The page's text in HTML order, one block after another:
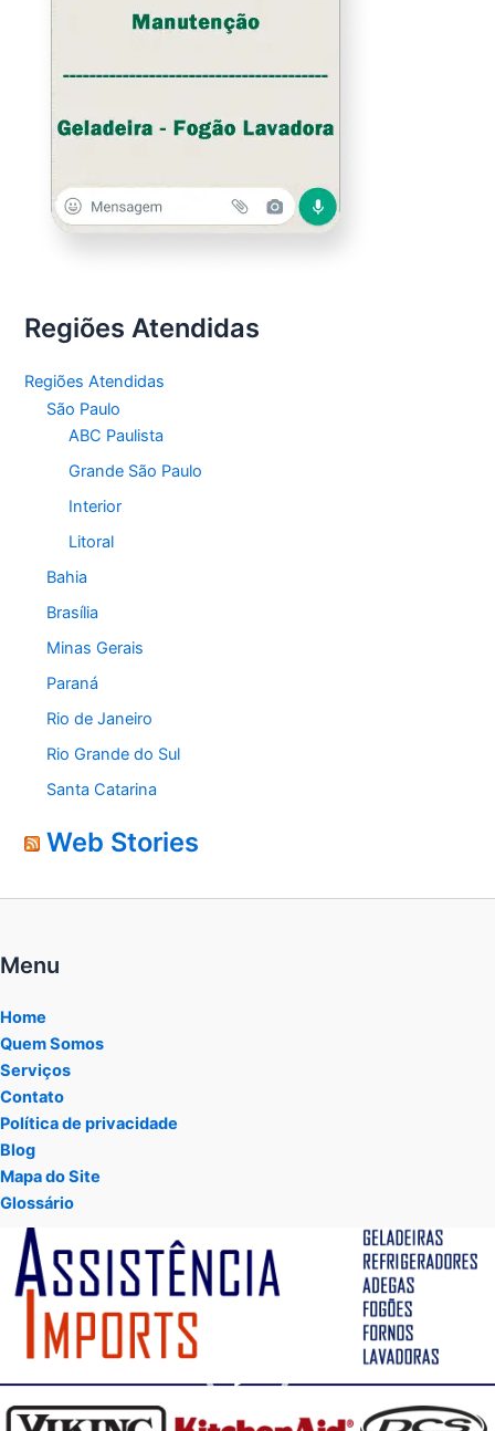
Regiões Atendidas
Regiões Atendidas
São Paulo
ABC Paulista
Grande São Paulo
Interior
Litoral
Bahia
Brasília
Minas Gerais
Paraná
Rio de Janeiro
Rio Grande do Sul
Santa Catarina
Web Stories
Menu
Home
Quem Somos
Serviços
Contato
Política de privacidade
Blog
Mapa do Site
Glossário
Tocador
vídeo